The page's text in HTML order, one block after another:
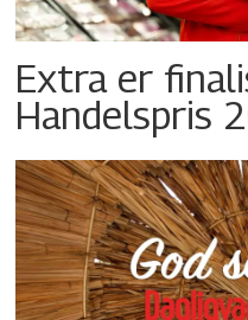
Extra er
Handelspris